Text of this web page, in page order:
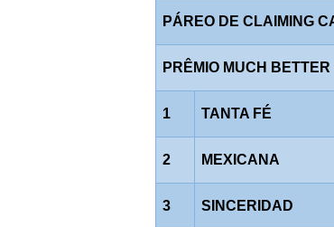
PÁREO DE CLAIMING
PRÊMIO MUCH BETTER
1 TANTA FÉ
2 MEXICANA
3 SINCERIDAD